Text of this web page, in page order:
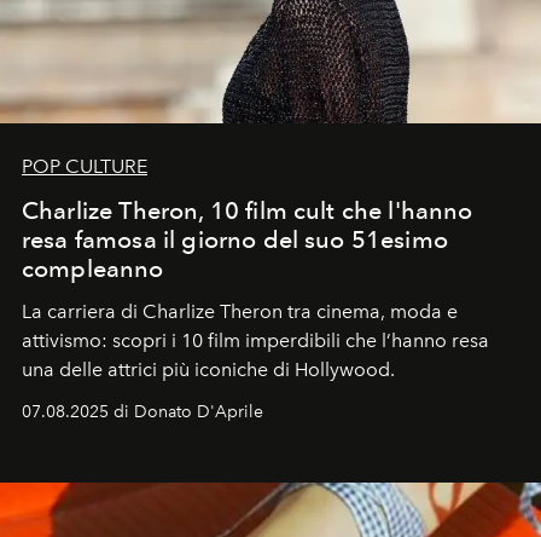
POP CULTURE
Charlize Theron, 10 film cult che l'hanno
resa famosa il giorno del suo 51esimo
compleanno
La carriera di Charlize Theron tra cinema, moda e
attivismo: scopri i 10 film imperdibili che l’hanno resa
una delle attrici più iconiche di Hollywood.
07.08.2025 di Donato D'Aprile